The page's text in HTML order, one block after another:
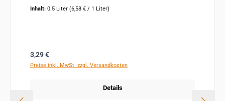
Inhalt: 0.5 Liter (6,58 € / 1 Liter)
Regulärer Preis:
3,29 €
Preise inkl. MwSt. zzgl. Versandkosten
Details